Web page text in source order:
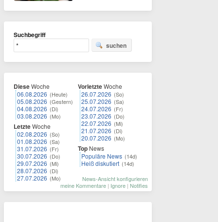
Suchbegriff
suchen
DieseWoche
06.08.2026 (Heute)
05.08.2026 (Gestern)
04.08.2026 (Di)
03.08.2026 (Mo)
LetzteWoche
02.08.2026 (So)
01.08.2026 (Sa)
31.07.2026 (Fr)
30.07.2026 (Do)
29.07.2026 (Mi)
28.07.2026 (Di)
27.07.2026 (Mo)
VorletzteWoche
26.07.2026 (So)
25.07.2026 (Sa)
24.07.2026 (Fr)
23.07.2026 (Do)
22.07.2026 (Mi)
21.07.2026 (Di)
20.07.2026 (Mo)
Top News
Populäre News (14d)
Heiß diskutiert (14d)
News-Ansicht konfigurieren
meine Kommentare | Ignore | Notifies